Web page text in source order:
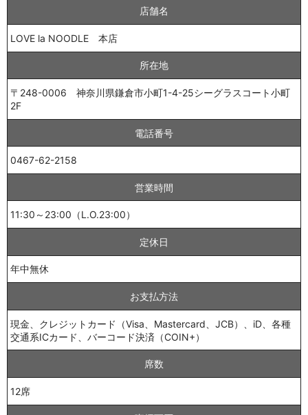
店舗名
LOVE la NOODLE 本店
所在地
〒248-0006 神奈川県鎌倉市小町1-4-25シーグラスコート小町
2F
電話番号
0467-62-2158
営業時間
11:30～23:00（L.O.23:00）
定休日
年中無休
お支払方法
現金、クレジットカード（Visa、Mastercard、JCB）、iD、各種
交通系ICカード、バーコード決済（COIN+）
席数
12席